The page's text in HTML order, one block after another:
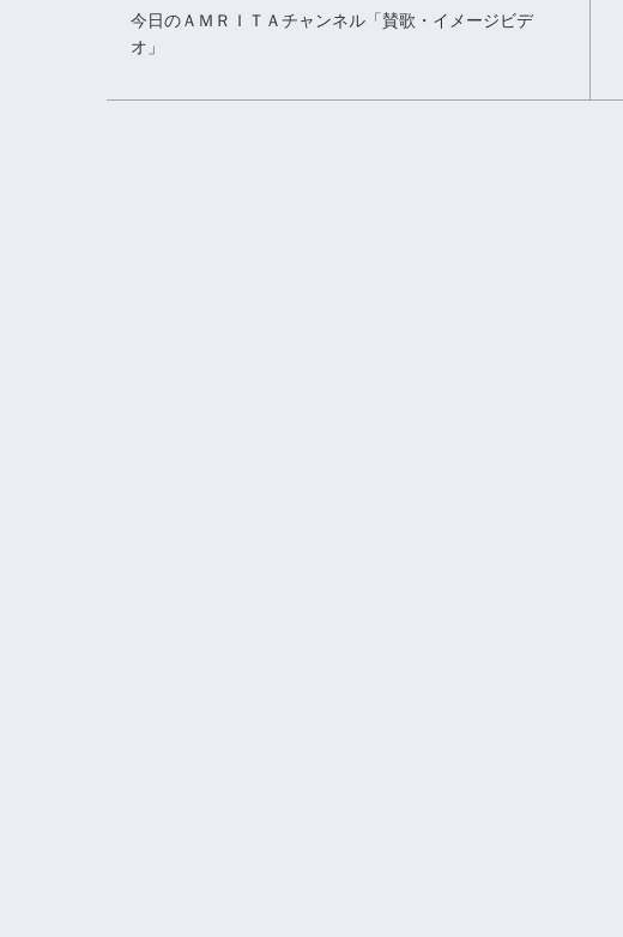
今日のＡＭＲＩＴＡチャンネル「賛歌・イメージビデ
オ」